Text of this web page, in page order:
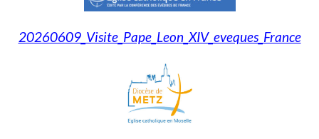
20260609_Visite_Pape_Leon_XIV_eveques_France